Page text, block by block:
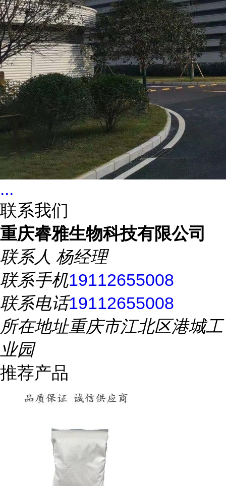
...
联系我们
重庆睿雅生物科技有限公司
联系人 杨经理
联系手机19112655008
联系电话19112655008
所在地址重庆市江北区港城工
业园
推荐产品